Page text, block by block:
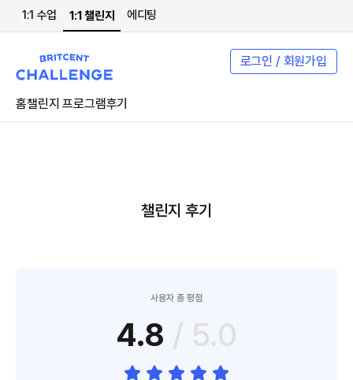
1:1 수업 1:1 챌린지 에디팅
로그인 / 회원가입
홈챌린지 프로그램후기
챌린지 후기
사용자 총 평점
4.8 / 5.0